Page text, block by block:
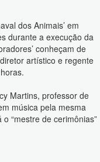
dos Animais’ em
durante a execução da
conheçam de
artístico e regente
Martins, professor de
música pela mesma
“mestre de cerimônias”